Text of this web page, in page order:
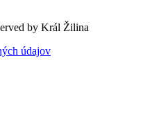
by Král Žilina
údajov